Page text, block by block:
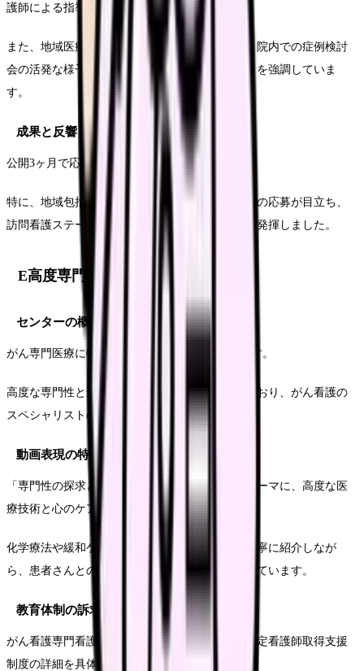
護師による指導体制を具体的に紹介。
また、地域医療連携室での多職種協働の様子や、院内での症例検討
会の活発な様子など、学びと成長の機会の豊富さを強調していま
す。
成果と反響
公開3ヶ月で応募者数が前年比140%に増加。
特に、地域包括ケアに興味を持つ中堅看護師からの応募が目立ち、
訪問看護ステーション部門の人員確保にも効果を発揮しました。
E高度専門医療センターの事例
センターの概要
がん専門医療に特化した500床規模の専門病院です。
高度な専門性と最新の治療法の提供を特徴としており、がん看護の
スペシャリストの育成に力を入れています。
動画表現の特徴
「専門性の探求と、患者さんへの寄り添い」をテーマに、高度な医
療技術と心のケアの両立を印象的に表現。
化学療法や緩和ケアなど、専門的な看護場面を丁寧に紹介しなが
ら、患者さんとの信頼関係構築の重要性も強調しています。
教育体制の訴求
がん看護専門看護師による教育プログラムや、認定看護師取得支援
制度の詳細を具体的に紹介。